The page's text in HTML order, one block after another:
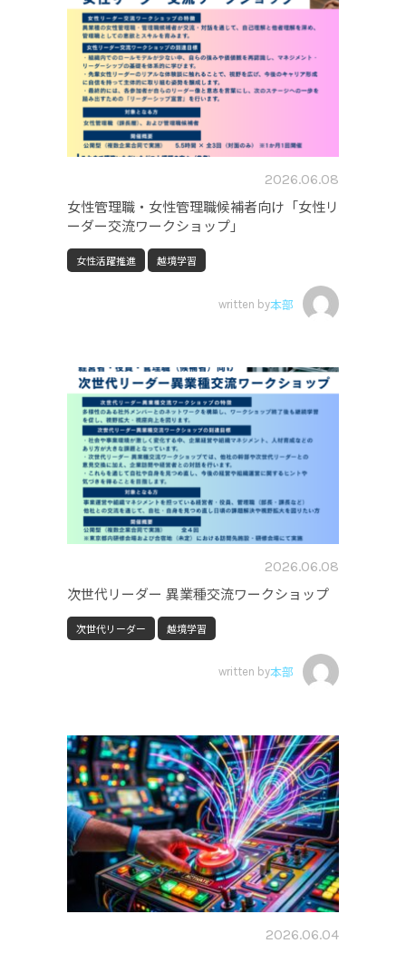
2026.06.08
女性管理職・女性管理職候補者向け「女性リ
ーダー交流ワークショップ」
女性活躍推進 越境学習
written by本部
2026.06.08
次世代リーダー 異業種交流ワークショップ
次世代リーダー 越境学習
written by本部
2026.06.04